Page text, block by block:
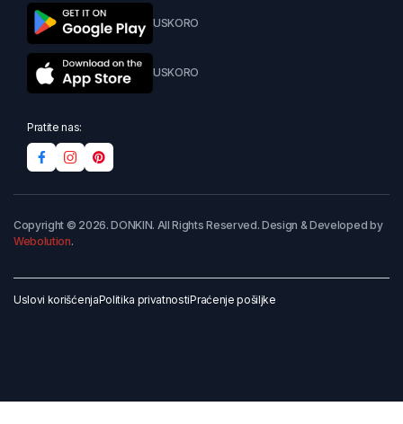
USKORO
USKORO
Pratite nas:
Copyright © 2026. DONKIN. All Rights Reserved. Design & Developed by
Webolution.
Uslovi korišćenjaPolitika privatnostiPraćenje pošiljke